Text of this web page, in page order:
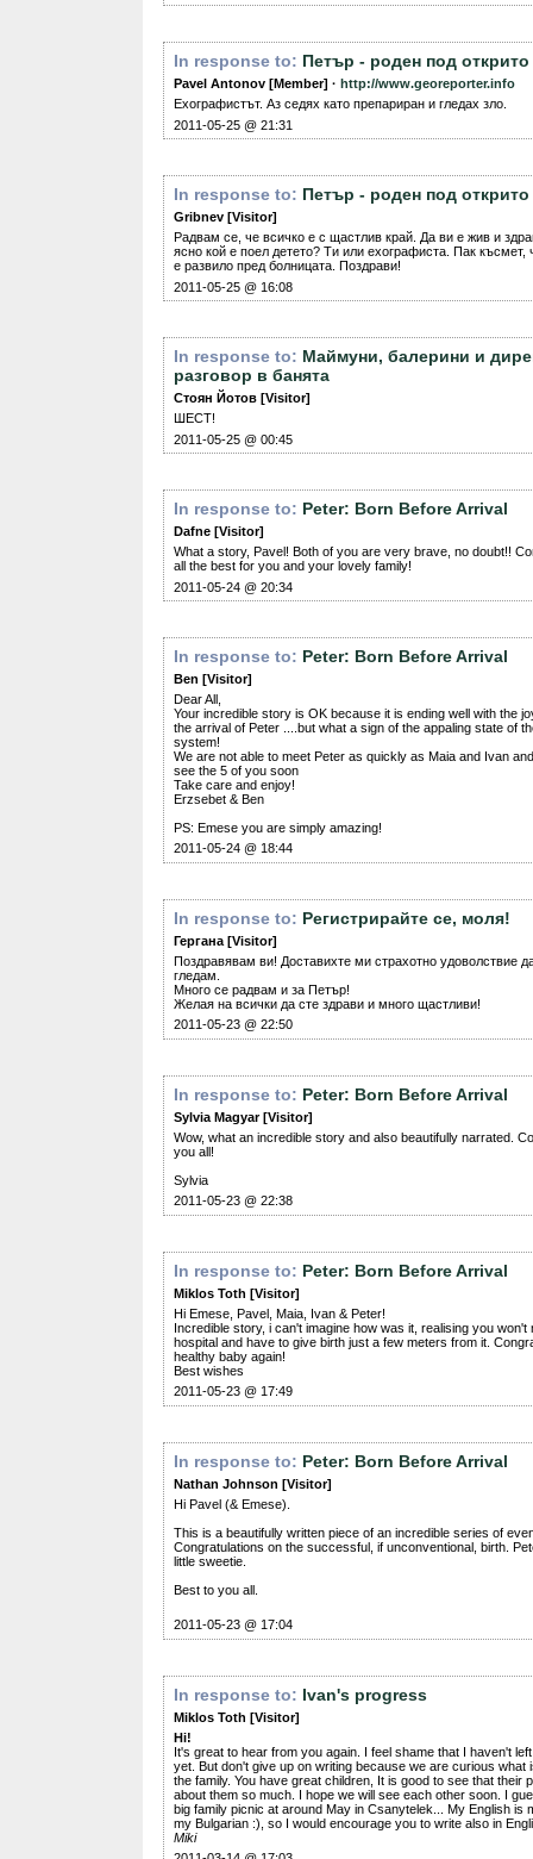
In response to: Петър - роден под открито
Pavel Antonov [Member] ·http://www.georeporter.info
Ехографистът. Аз седях като препариран и гледах зло.
2011-05-25 @ 21:31
In response to: Петър - роден под открито
Gribnev [Visitor]
Радвам се, че всичко е с щастлив край. Да ви е жив и
ясно кой е поел детето? Ти или ехографиста. Пак късмет,
е развило пред болницата. Поздрави!
2011-05-25 @ 16:08
In response to: Маймуни, балерини и
разговор в банята
Стоян Йотов [Visitor]
ШЕСТ!
2011-05-25 @ 00:45
In response to: Peter: Born Before Arrival
Dafne [Visitor]
What a story, Pavel! Both of you are very brave, no doubt!!
all the best for you and your lovely family!
2011-05-24 @ 20:34
In response to: Peter: Born Before Arrival
Ben [Visitor]
Dear All,
Your incredible story is OK because it is ending well with the
the arrival of Peter ....but what a sign of the appaling state of
system!
We are not able to meet Peter as quickly as Maia and Ivan
see the 5 of you soon
Take care and enjoy!
Erzsebet & Ben
PS: Emese you are simply amazing!
2011-05-24 @ 18:44
In response to: Регистрирайте се, моля!
Гергана [Visitor]
Поздравявам ви! Доставихте ми страхотно удоволствие
гледам.
Много се радвам и за Петър!
Желая на всички да сте здрави и много щастливи!
2011-05-23 @ 22:50
In response to: Peter: Born Before Arrival
Sylvia Magyar [Visitor]
Wow, what an incredible story and also beautifully narrated.
you all!
Sylvia
2011-05-23 @ 22:38
In response to: Peter: Born Before Arrival
Miklos Toth [Visitor]
Hi Emese, Pavel, Maia, Ivan & Peter!
Incredible story, i can't imagine how was it, realising you won't
hospital and have to give birth just a few meters from it.
healthy baby again!
Best wishes
2011-05-23 @ 17:49
In response to: Peter: Born Before Arrival
Nathan Johnson [Visitor]
Hi Pavel (& Emese).
This is a beautifully written piece of an incredible series of
Congratulations on the successful, if unconventional, birth.
little sweetie.
Best to you all.
2011-05-23 @ 17:04
In response to: Ivan's progress
Miklos Toth [Visitor]
Hi!
It's great to hear from you again. I feel shame that I haven't
yet. But don't give up on writing because we are curious what
the family. You have great children, It is good to see that their
about them so much. I hope we will see each other soon. I
big family picnic at around May in Csanytelek... My English is
my Bulgarian :), so I would encourage you to write also in
Miki